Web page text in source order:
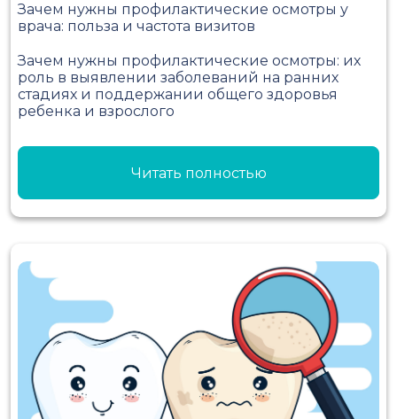
Зачем нужны профилактические осмотры у
врача: польза и частота визитов
Зачем нужны профилактические осмотры: их
роль в выявлении заболеваний на ранних
стадиях и поддержании общего здоровья
ребенка и взрослого
Читать полностью